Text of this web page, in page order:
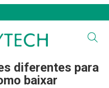
diferentes para
baixar